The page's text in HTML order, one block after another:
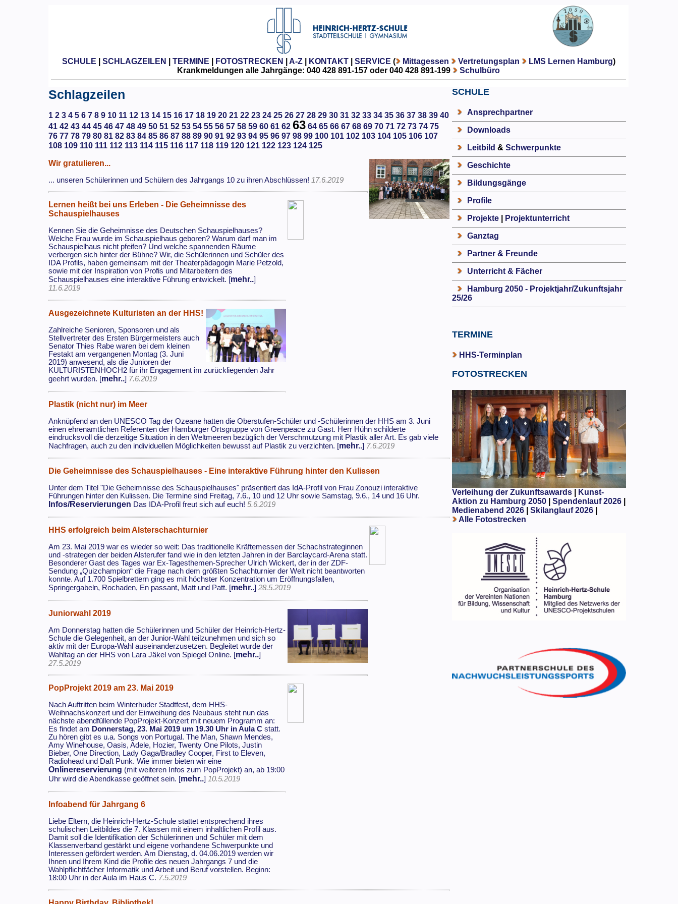
SCHULE SCHLAGZEILEN TERMINE FOTOSTRECKEN A-Z| KONTAKT| SERVICE ( Mittagessen Vertretungsplan LMS Lernen Hamburg)
Krankmeldungen alle Jahrgänge: 040 428 891-157 oder 040 428 891-199
Schulbüro
Schlagzeilen
1 2 3 4 5 6 7 8 9 10 11 12 13 14 15 16 17 18 19 20 21 22 23 24 25 26 27 28 29 30 31 32 33 34 35 36 37 38 39 40
41 42 43 44 45 46 47 48 49 50 51 52 53 54 55 56 57 58 59 60 61 62 63 64 65 66 67 68 69 70 71 72 73 74 75
76 77 78 79 80 81 82 83 84 85 86 87 88 89 90 91 92 93 94 95 96 97 98 99 100 101 102 103 104 105 106 107
108 109 110 111 112 113 114 115 116 117 118 119 120 121 122 123 124 125
Wir gratulieren...
... unseren Schülerinnen und Schülern des Jahrgangs 10 zu ihren Abschlüssen! 17.6.2019
Lernen heißt bei uns Erleben - Die Geheimnisse des
Schauspielhauses
Kennen Sie die Geheimnisse des Deutschen Schauspielhauses?
Welche Frau wurde im Schauspielhaus geboren? Warum darf man im
Schauspielhaus nicht pfeifen? Und welche spannenden Räume
verbergen sich hinter der Bühne? Wir, die Schülerinnen und Schüler des
IDA Profils, haben gemeinsam mit der Theaterpädagogin Marie Petzold,
sowie mit der Inspiration von Profis und Mitarbeitern des
Schauspielhauses eine interaktive Führung entwickelt. [mehr..]
11.6.2019
Ausgezeichnete Kulturisten an der HHS!
Zahlreiche Senioren, Sponsoren und als
Stellvertreter des Ersten Bürgermeisters auch
Senator Thies Rabe waren bei dem kleinen
Festakt am vergangenen Montag (3. Juni
2019) anwesend, als die Junioren der
KULTURISTENHOCH2 für ihr Engagement im zurückliegenden Jahr
geehrt wurden. [mehr..] 7.6.2019
Plastik (nicht nur) im Meer
Anknüpfend an den UNESCO Tag der Ozeane hatten die Oberstufen-Schüler und -Schülerinnen der HHS am 3. Juni
einen ehrenamtlichen Referenten der Hamburger Ortsgruppe von Greenpeace zu Gast. Herr Hühn schilderte
eindrucksvoll die derzeitige Situation in den Weltmeeren bezüglich der Verschmutzung mit Plastik aller Art. Es gab viele
Nachfragen, auch zu den individuellen Möglichkeiten bewusst auf Plastik zu verzichten. [mehr..] 7.6.2019
Die Geheimnisse des Schauspielhauses - Eine interaktive Führung hinter den Kulissen
Unter dem Titel "Die Geheimnisse des Schauspielhauses" präsentiert das IdA-Profil von Frau Zonouzi interaktive
Führungen hinter den Kulissen. Die Termine sind Freitag, 7.6., 10 und 12 Uhr sowie Samstag, 9.6., 14 und 16 Uhr.
Infos/Reservierungen Das IDA-Profil freut sich auf euch!5.6.2019
HHS erfolgreich beim Alsterschachturnier
Am 23. Mai 2019 war es wieder so weit: Das traditionelle Kräftemessen der Schachstrateginnen
und -strategen der beiden Alsterufer fand wie in den letzten Jahren in der Barclaycard-Arena statt.
Besonderer Gast des Tages war Ex-Tagesthemen-Sprecher Ulrich Wickert, der in der ZDF-
Sendung „Quizchampion“ die Frage nach dem größten Schachturnier der Welt nicht beantworten
konnte. Auf 1.700 Spielbrettern ging es mit höchster Konzentration um Eröffnungsfallen,
Springergabeln, Rochaden, En passant, Matt und Patt. [mehr..]28.5.2019
Juniorwahl 2019
Am Donnerstag hatten die Schülerinnen und Schüler der Heinrich-Hertz-
Schule die Gelegenheit, an der Junior-Wahl teilzunehmen und sich so
aktiv mit der Europa-Wahl auseinanderzusetzen. Begleitet wurde der
Wahltag an der HHS von Lara Jäkel von Spiegel Online. [mehr..]
27.5.2019
PopProjekt 2019 am 23. Mai 2019
Nach Auftritten beim Winterhuder Stadtfest, dem HHS-
Weihnachskonzert und der Einweihung des Neubaus steht nun das
nächste abendfüllende PopProjekt-Konzert mit neuem Programm an:
Es findet am Donnerstag, 23. Mai 2019 um 19.30 Uhr in Aula Cstatt.
Zu hören gibt es u.a. Songs von Portugal. The Man, Shawn Mendes,
Amy Winehouse, Oasis, Adele, Hozier, Twenty One Pilots, Justin
Bieber, One Direction, Lady Gaga/Bradley Cooper, First to Eleven,
Radiohead und Daft Punk. Wie immer bieten wir eine
Onlinereservierung (mit weiteren Infos zum PopProjekt) an, ab 19:00
Uhr wird die Abendkasse geöffnet sein. [mehr..]10.5.2019
Infoabend für Jahrgang 6
Liebe Eltern, die Heinrich-Hertz-Schule stattet entsprechend ihres
schulischen Leitbildes die 7. Klassen mit einem inhaltlichen Profil aus.
Damit soll die Identifikation der Schülerinnen und Schüler mit dem
Klassenverband gestärkt und eigene vorhandene Schwerpunkte und
Interessen gefördert werden. Am Dienstag, d. 04.06.2019 werden wir
Ihnen und Ihrem Kind die Profile des neuen Jahrgangs 7 und die
Wahlpflichtfächer Informatik und Arbeit und Beruf vorstellen. Beginn:
18:00 Uhr in der Aula im Haus C. 7.5.2019
SCHULE
Ansprechpartner
Downloads
Leitbild & Schwerpunkte
Geschichte
Bildungsgänge
Profile
Projekte| Projektunterricht
Ganztag
Partner & Freunde
Unterricht & Fächer
Hamburg 2050 - Projektjahr/Zukunftsjahr
25/26
TERMINE
HHS-Terminplan
FOTOSTRECKEN
Verleihung der Zukunftsawards|
Kunst-
Aktion zu Hamburg 2050
Spendenlauf 2026|
Medienabend 2026| Skilanglauf 2026|
Alle Fotostrecken